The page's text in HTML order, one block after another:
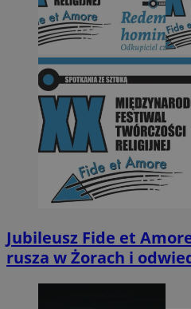
Jubileusz Fide et
rusza w Żorach i